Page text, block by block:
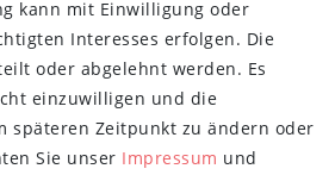
kann mit Einwilligung oder
Interesses erfolgen. Die
oder abgelehnt werden. Es
einzuwilligen und die
späteren Zeitpunkt zu ändern oder
Sie unser Impressum und